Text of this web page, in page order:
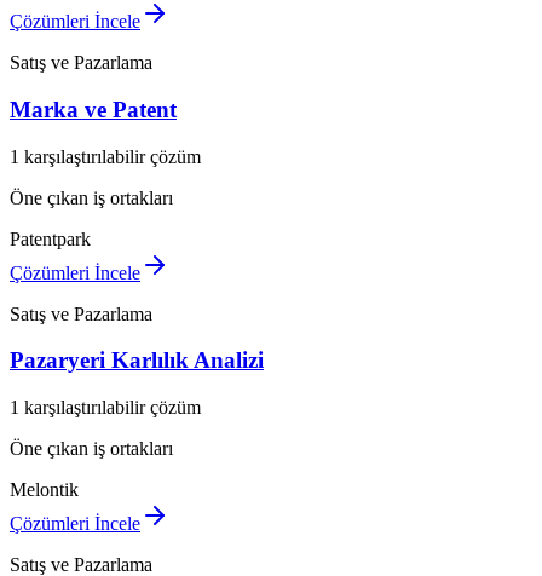
Çözümleri İncele
Satış ve Pazarlama
Marka ve Patent
1 karşılaştırılabilir çözüm
Öne çıkan iş ortakları
Patentpark
Çözümleri İncele
Satış ve Pazarlama
Pazaryeri Karlılık Analizi
1 karşılaştırılabilir çözüm
Öne çıkan iş ortakları
Melontik
Çözümleri İncele
Satış ve Pazarlama